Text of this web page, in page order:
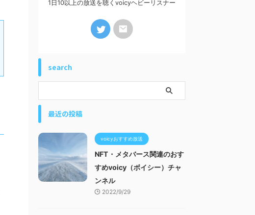
1日10以上の放送を聴くvoicyヘビーリスナー
search
最近の投稿
voicyおすすめ放送
NFT・メタバース関連のおす
すめvoicy（ボイシー）チャ
ンネル
2022/9/29